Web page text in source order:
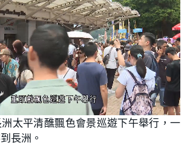
o
a
d
e
d
洲太平清醮飄色會景巡遊下午舉行，一
長洲。